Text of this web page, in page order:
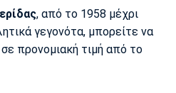
Μίλαν Μπάγερν
, από το 1958 μέχρι
γεγονότα, μπορείτε να
προνομιακή τιμή από το